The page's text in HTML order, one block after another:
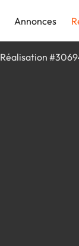
Annonces
Réalisation